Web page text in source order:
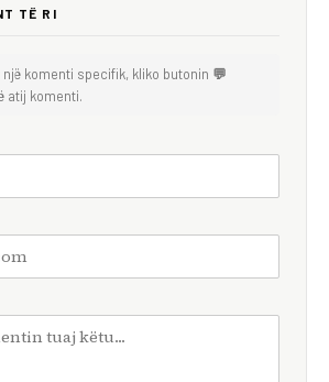
TË RI
një komenti specifik, kliko butonin 💬
atij komenti.